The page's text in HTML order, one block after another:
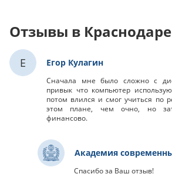
Отзывы в Краснодаре
Е Егор Кулагин
Сначала мне было сложно с
привык что компьютер
потом влился и смог учиться по
этом плане, чем очно, но
финансово.
Академия
Спасибо за Ваш отзыв!